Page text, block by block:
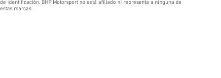
de identificación. BHP Motorsport no está afiliado ni representa a ninguna de
estas marcas.